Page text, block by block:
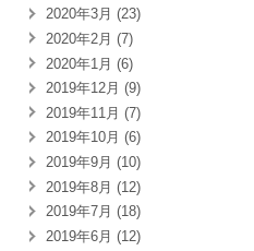
2020年3月 (23)
2020年2月 (7)
2020年1月 (6)
2019年12月 (9)
2019年11月 (7)
2019年10月 (6)
2019年9月 (10)
2019年8月 (12)
2019年7月 (18)
2019年6月 (12)